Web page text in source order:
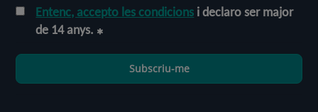
Entenc, accepto les condicions i declaro ser major
de 14 anys.
Subscriu-me